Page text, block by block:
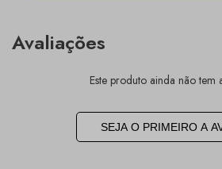
Avaliações
Este produto ainda não tem
SEJA O PRIMEIRO A